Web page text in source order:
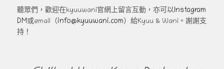
聽眾們，歡迎在kyuuwani官網上留言互動，亦可以Instagram
DM或email（info@kyuuwani.com）給Kyuu & Wani。謝謝支
持！